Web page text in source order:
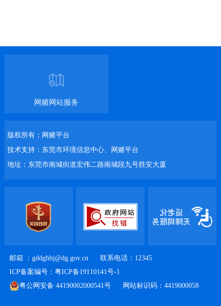
网赌网站服务
版权所有：网赌平台
技术支持：东莞市环境信息中心、网赌平台
地址：东莞市南城街道宏伟二路南城段九号胜安大厦
邮箱 ： gddghbj@dg.gov.cn
联系电话：12345
ICP备案编号：粤ICP备19110141号-1
粤公网安备 44190002000541号
网站标识码：4419000058